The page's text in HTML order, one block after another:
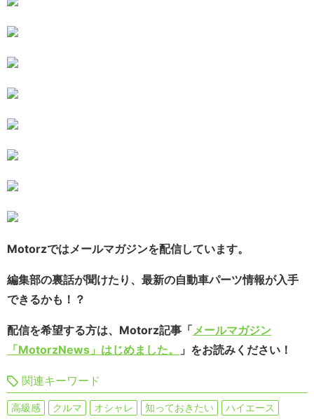
Motorzではメールマガジンを配信しています。
編集部の裏話が聞けたり、最新の自動車パーツ情報が入手
できるかも！？
配信を希望する方は、Motorz記事「メールマガジン
「MotorzNews」はじめました。
」をお読みください！
関連キーワード
高級感 クルマ オシャレ 知っておきたい ハイエース